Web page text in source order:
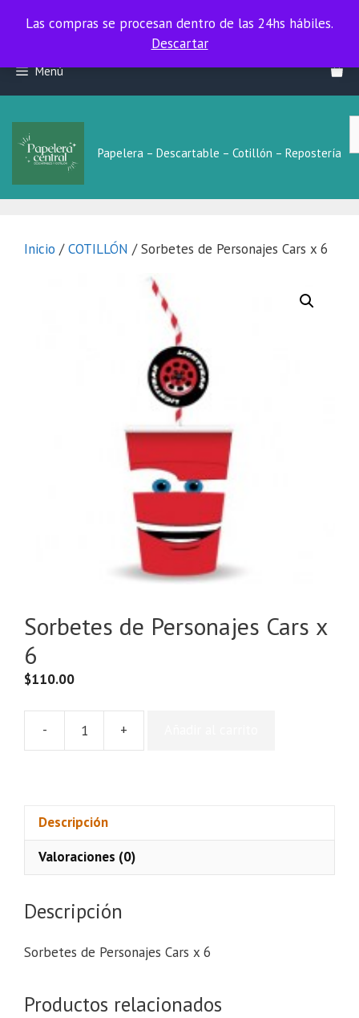
Las compras se procesan dentro de las 24hs hábiles.
Las compras se procesan dentro de las 24hs hábiles.
Descartar
contenido
Menú
Papelera – Descartable – Cotillón – Repostería
Inicio /COTILLÓN / Sorbetes de Personajes Cars x 6
Sorbetes de Personajes Cars x
6
$110.00
-
6
+
Descripción
Valoraciones (0)
Descripción
Sorbetes de Personajes Cars x 6
Productos relacionados